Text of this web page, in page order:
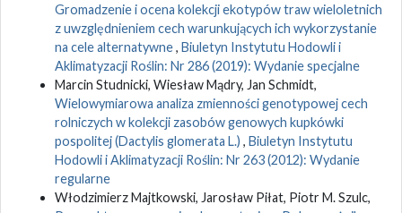
Gromadzenie i ocena kolekcji ekotypów traw wieloletnich
z uwzględnieniem cech warunkujących ich wykorzystanie
na cele alternatywne, Biuletyn Instytutu Hodowli i
Aklimatyzacji Roślin: Nr 286 (2019): Wydanie specjalne
Marcin Studnicki, Wiesław Mądry, Jan Schmidt,
Wielowymiarowa analiza zmienności genotypowej cech
rolniczych w kolekcji zasobów genowych kupkówki
pospolitej (Dactylis glomerata L.) , Biuletyn Instytutu
Hodowli i Aklimatyzacji Roślin: Nr 263 (2012): Wydanie
regularne
Włodzimierz Majtkowski, Jarosław Piłat, Piotr M. Szulc,